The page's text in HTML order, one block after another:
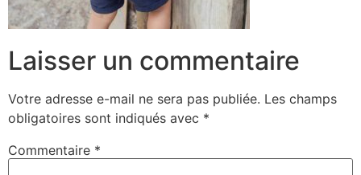
Laisser un commentaire
Votre adresse e-mail ne sera pas publiée. Les champs
obligatoires sont indiqués avec *
Commentaire *